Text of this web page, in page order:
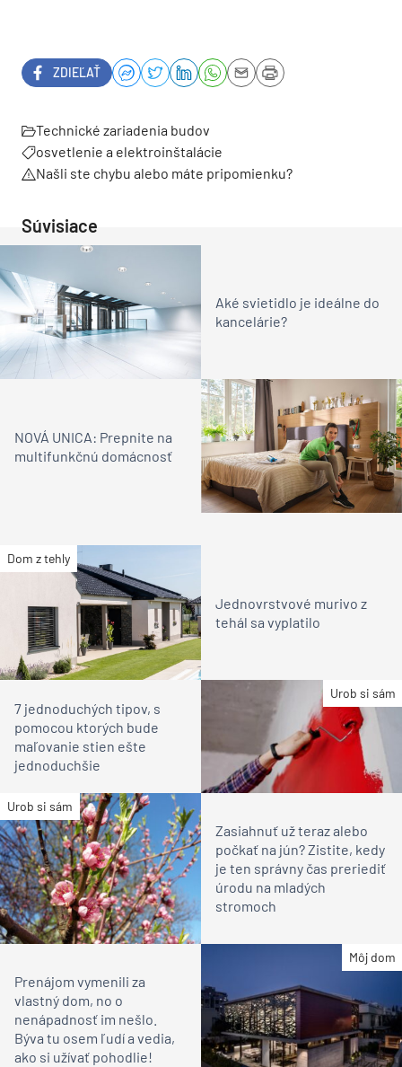
ZDIEĽAŤ
Technické zariadenia budov
osvetlenie a elektroinštalácie
Našli ste chybu alebo máte pripomienku?
Súvisiace
Aké svietidlo je ideálne do
kancelárie?
NOVÁ UNICA: Prepnite na
multifunkčnú domácnosť
Dom z tehly
Jednovrstvové murivo z
tehál sa vyplatilo
Urob si sám
7 jednoduchých tipov, s
pomocou ktorých bude
maľovanie stien ešte
jednoduchšie
Urob si sám
Zasiahnuť už teraz alebo
počkať na jún? Zistite, kedy
je ten správny čas preriediť
úrodu na mladých
stromoch
Môj dom
Prenájom vymenili za
vlastný dom, no o
nenápadnosť im nešlo.
Býva tu osem ľudí a vedia,
ako si užívať pohodlie!